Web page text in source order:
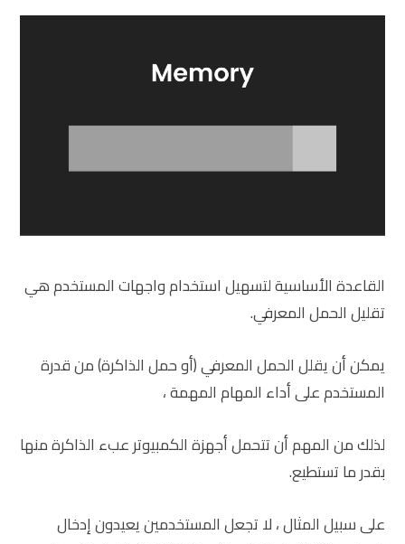
القاعدة الأساسية لتسهيل استخدام واجهات المستخدم هي
تقليل الحمل المعرفي.
يمكن أن يقلل الحمل المعرفي (أو حمل الذاكرة) من قدرة
المستخدم على أداء المهام المهمة ،
لذلك من المهم أن تتحمل أجهزة الكمبيوتر عبء الذاكرة منها
بقدر ما تستطيع.
على سبيل المثال ، لا تجعل المستخدمين يعيدون إدخال